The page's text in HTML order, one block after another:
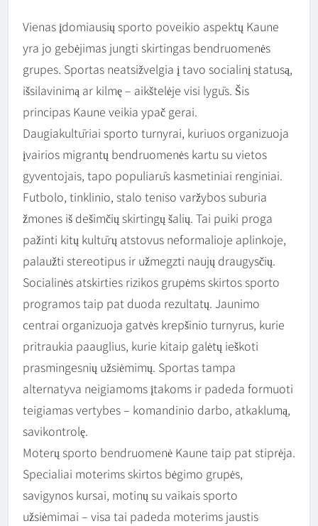
Vienas įdomiausių sporto poveikio aspektų Kaune
yra jo gebėjimas jungti skirtingas bendruomenės
grupes. Sportas neatsižvelgia į tavo socialinį statusą,
išsilavinimą ar kilmę – aikštelėje visi lygūs. Šis
principas Kaune veikia ypač gerai.
Daugiakultūriai sporto turnyrai, kuriuos organizuoja
įvairios migrantų bendruomenės kartu su vietos
gyventojais, tapo populiarūs kasmetiniai renginiai.
Futbolo, tinklinio, stalo teniso varžybos suburia
žmones iš dešimčių skirtingų šalių. Tai puiki proga
pažinti kitų kultūrų atstovus neformalioje aplinkoje,
palaužti stereotipus ir užmegzti naujų draugysčių.
Socialinės atskirties rizikos grupėms skirtos sporto
programos taip pat duoda rezultatų. Jaunimo
centrai organizuoja gatvės krepšinio turnyrus, kurie
pritraukia paauglius, kurie kitaip galėtų ieškoti
prasmingesnių užsiėmimų. Sportas tampa
alternatyva neigiamoms įtakoms ir padeda formuoti
teigiamas vertybes – komandinio darbo, atkaklumą,
savikontrolę.
Moterų sporto bendruomenė Kaune taip pat stiprėja.
Specialiai moterims skirtos bėgimo grupės,
savigynos kursai, motinų su vaikais sporto
užsiėmimai – visa tai padeda moterims jaustis